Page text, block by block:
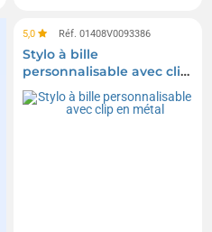
5,0 Réf. 01408V0093386
Stylo à bille
personnalisable avec clip
en métal